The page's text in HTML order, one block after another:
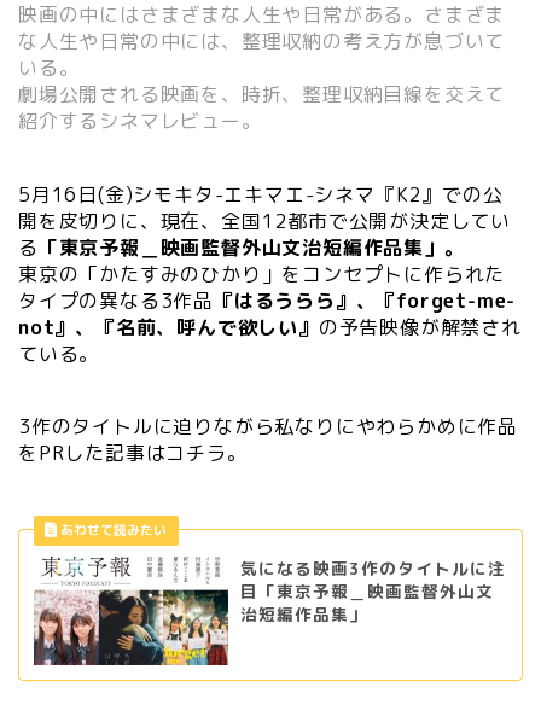
映画の中にはさまざまな人生や日常がある。さまざま
な人生や日常の中には、整理収納の考え方が息づいて
いる。
劇場公開される映画を、時折、整理収納目線を交えて
紹介するシネマレビュー。
5月16日(金)シモキタ-エキマエ-シネマ『K2』での公
開を皮切りに、現在、全国12都市で公開が決定してい
る 「東京予報＿映画監督外山文治短編作品集」。
東京の「かたすみのひかり」をコンセプトに作られた
タイプの異なる3作品 『はるうらら』、『forget-me-
not』、『名前、呼んで欲しい』 の予告映像が解禁され
ている。
3作のタイトルに迫りながら私なりにやわらかめに作品
をPRした記事はコチラ。
気になる映画3作のタイトルに注
目「東京予報＿映画監督外山文
治短編作品集」